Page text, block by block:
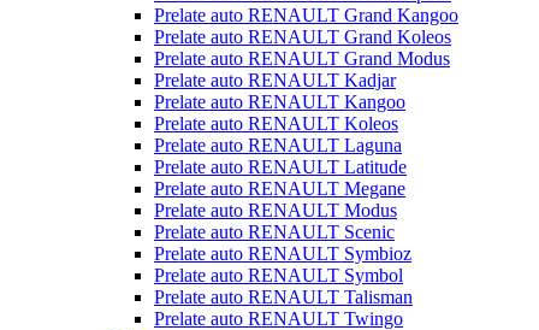
Prelate auto RENAULT Grand Kangoo
Prelate auto RENAULT Grand Koleos
Prelate auto RENAULT Grand Modus
Prelate auto RENAULT Kadjar
Prelate auto RENAULT Kangoo
Prelate auto RENAULT Koleos
Prelate auto RENAULT Laguna
Prelate auto RENAULT Latitude
Prelate auto RENAULT Megane
Prelate auto RENAULT Modus
Prelate auto RENAULT Scenic
Prelate auto RENAULT Symbioz
Prelate auto RENAULT Symbol
Prelate auto RENAULT Talisman
Prelate auto RENAULT Twingo